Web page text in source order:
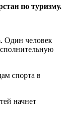
по туризму.
. Один человек
спорта в
начнет